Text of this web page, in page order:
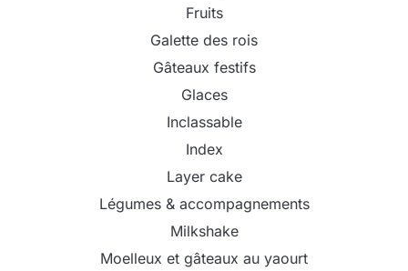
Fruits
Galette des rois
Gâteaux festifs
Glaces
Inclassable
Index
Layer cake
Légumes & accompagnements
Milkshake
Moelleux et gâteaux au yaourt